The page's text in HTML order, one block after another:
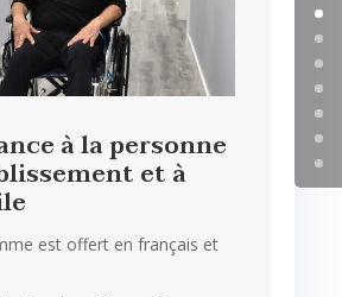
à la personne
et à
est offert en français et